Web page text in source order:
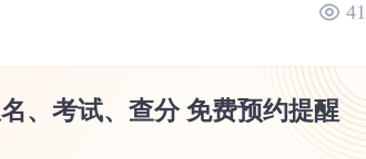
41
、考试、查分 免费预约提醒